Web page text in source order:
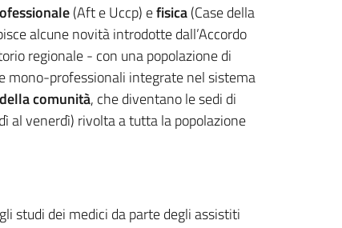
(Aft e Uccp) efisica(Case della
alcune novità introdotte dall’Accordo
regionale - con una popolazione di
mono-professionali integrate nel sistema
comunità, che diventano le sedi di
al venerdì) rivolta a tutta la popolazione
studi dei medici da parte degli assistiti